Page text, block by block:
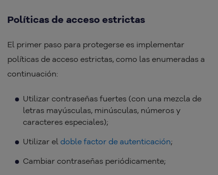
Políticas de acceso estrictas
El primer paso para protegerse es implementar
políticas de acceso estrictas, como las enumeradas a
continuación:
Utilizar contraseñas fuertes (con una mezcla de
letras mayúsculas, minúsculas, números y
caracteres especiales);
Utilizar el doble factor de autenticación;
Cambiar contraseñas periódicamente;